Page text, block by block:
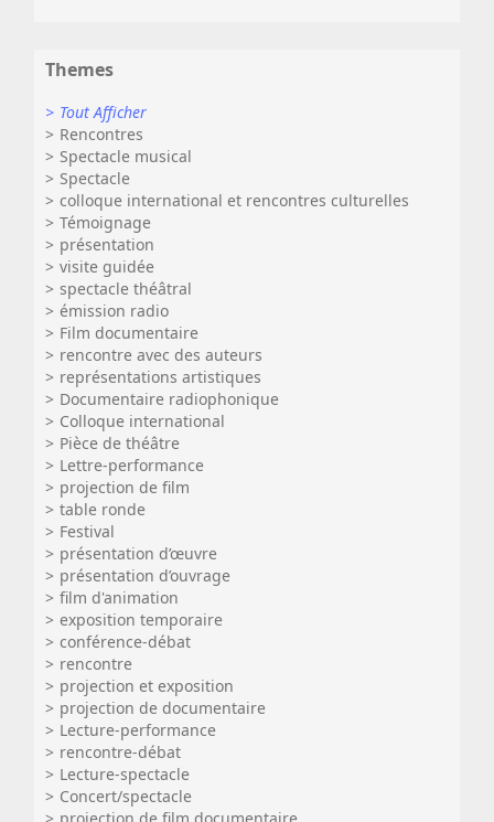
Themes
Tout Afficher
Rencontres
Spectacle musical
Spectacle
colloque international et rencontres culturelles
Témoignage
présentation
visite guidée
spectacle théâtral
émission radio
Film documentaire
rencontre avec des auteurs
représentations artistiques
Documentaire radiophonique
Colloque international
Pièce de théâtre
Lettre-performance
projection de film
table ronde
Festival
présentation d’œuvre
présentation d’ouvrage
film d'animation
exposition temporaire
conférence-débat
rencontre
projection et exposition
projection de documentaire
Lecture-performance
rencontre-débat
Lecture-spectacle
Concert/spectacle